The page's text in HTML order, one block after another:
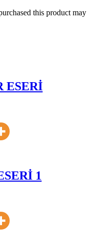
this product may
ESERİ
1